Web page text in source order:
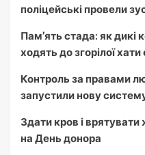
поліцейські провели
Пам’ять стада: як
ходять до згорілої
Контроль за правами
запустили нову
Здати кров і
на День донора